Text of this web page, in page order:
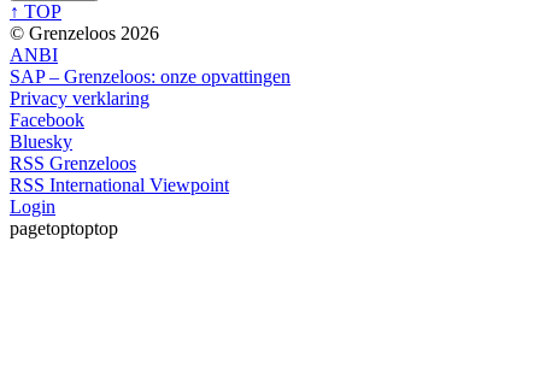
↑ TOP
© Grenzeloos 2026
ANBI
SAP – Grenzeloos: onze opvattingen
Privacy verklaring
Facebook
Bluesky
RSS Grenzeloos
RSS International Viewpoint
Login
pagetoptoptop